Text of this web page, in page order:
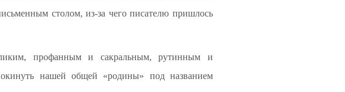
столом, из-за чего писателю пришлось
профанным и сакральным, рутинным и
нашей общей «родины» под названием